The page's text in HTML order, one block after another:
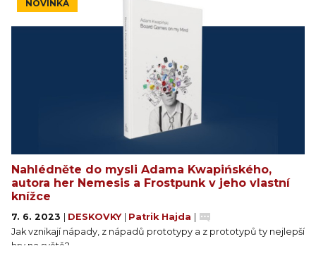
NOVINKA
Nahlédněte do mysli Adama Kwapińského,
autora her Nemesis a Frostpunk v jeho vlastní
knížce
7. 6. 2023 DESKOVKY Patrik Hajda
Jak vznikají nápady, z nápadů prototypy a z prototypů ty nejlepší
hry na světě?